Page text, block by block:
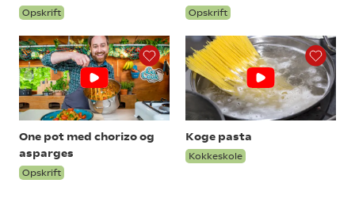
Opskrift Opskrift
One pot med chorizo og
asparges
Opskrift
Koge pasta
Kokkeskole